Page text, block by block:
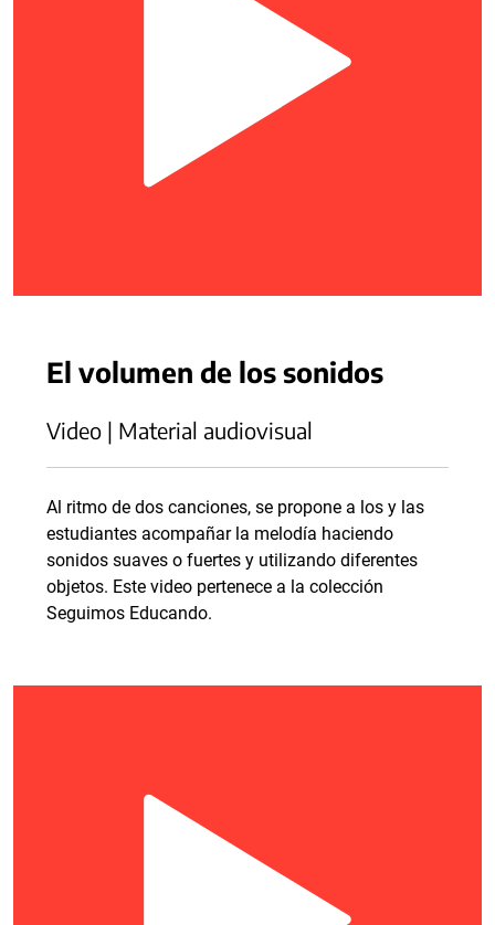
El volumen de los sonidos
Video | Material audiovisual
Al ritmo de dos canciones, se propone a los y las
estudiantes acompañar la melodía haciendo
sonidos suaves o fuertes y utilizando diferentes
objetos. Este video pertenece a la colección
Seguimos Educando.